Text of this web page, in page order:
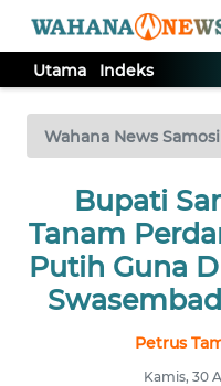
Utama Indeks
Wahana News
Bupati
Tanam
Putih Guna
Petrus
Kamis, 30
TV
Tutup
UTAMA
Informasi
INDEKS